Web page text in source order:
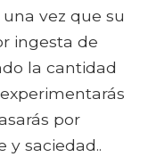
vez que su
ingesta de
la cantidad
por
y saciedad..